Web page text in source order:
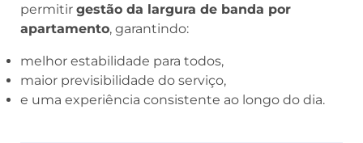
permitir gestão da largura de banda por
apartamento, garantindo:
melhor estabilidade para todos,
maior previsibilidade do serviço,
e uma experiência consistente ao longo do dia.